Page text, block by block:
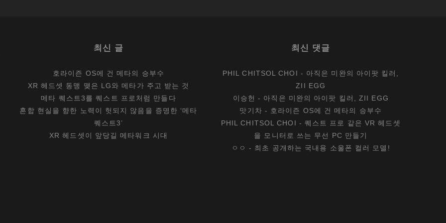
최신 글
호라이즌 OS에 건 메타의 승부수
XR 헤드셋 동맹 맺은 LG와 메타가 주고 받는 것
메타 퀘스트3를 퀘스트 프로처럼 만들다
혼합 현실을 향한 노력이 헛되지 않음을 증명한 ‘메타
퀘스트3’
XR 헤드셋이 앞당길 메타워크 시대
최신 댓글
PHIL CHITSOL CHOI - 아직은 미완의 아이팟 킬러,
ZII EGG
이승헌 - 아직은 미완의 아이팟 킬러, ZII EGG
맛기차 - 호라이즌 OS에 건 메타의 승부수
PHIL CHITSOL CHOI - 퀘스트 프로 같은 VR 헤드셋
을 모니터로 쓰는 무선 PC 만들기
ㅇㅇ - 최초 공개하는 국내용 소울폰 컬러 모델!